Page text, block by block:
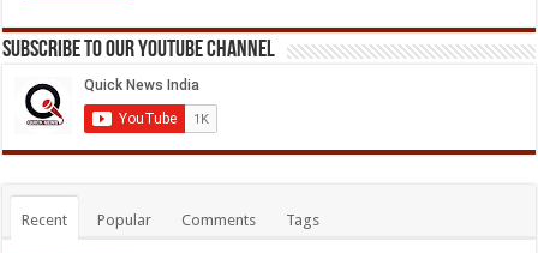
Subscribe to our Youtube Channel
Recent Popular Comments Tags